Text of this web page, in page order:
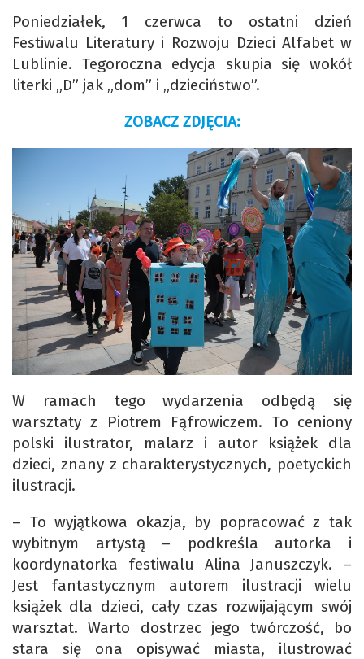
Poniedziałek, 1 czerwca to ostatni dzień
Festiwalu Literatury i Rozwoju Dzieci Alfabet w
Lublinie. Tegoroczna edycja skupia się wokół
literki „D” jak „dom” i „dzieciństwo”.
ZOBACZ ZDJĘCIA:
W ramach tego wydarzenia odbędą się
warsztaty z Piotrem Fąfrowiczem. To ceniony
polski ilustrator, malarz i autor książek dla
dzieci, znany z charakterystycznych, poetyckich
ilustracji.
– To wyjątkowa okazja, by popracować z tak
wybitnym artystą – podkreśla autorka i
koordynatorka festiwalu Alina Januszczyk. –
Jest fantastycznym autorem ilustracji wielu
książek dla dzieci, cały czas rozwijającym swój
warsztat. Warto dostrzec jego twórczość, bo
stara się ona opisywać miasta, ilustrować